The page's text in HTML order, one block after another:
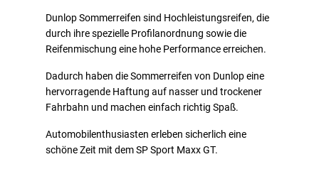
Dunlop Sommerreifen sind Hochleistungsreifen, die
durch ihre spezielle Profilanordnung sowie die
Reifenmischung eine hohe Performance erreichen.
Dadurch haben die Sommerreifen von Dunlop eine
hervorragende Haftung auf nasser und trockener
Fahrbahn und machen einfach richtig Spaß.
Automobilenthusiasten erleben sicherlich eine
schöne Zeit mit dem SP Sport Maxx GT.